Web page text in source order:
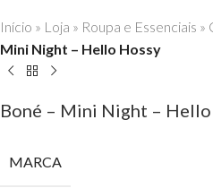
Início » Loja » Roupa e Essenciais »
Mini Night – Hello Hossy
Boné – Mini Night –
MARCA